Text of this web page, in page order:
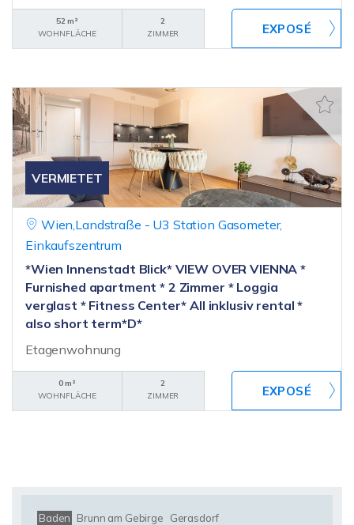
52 m²
WOHNFLÄCHE
2
ZIMMER
VERMIETET
Wien,Landstraße - U3 Station Gasometer,
Einkaufszentrum
*Wien Innenstadt Blick* VIEW OVER VIENNA *
Furnished apartment * 2 Zimmer * Loggia
verglast * Fitness Center* All inklusiv rental *
also short term*D*
Etagenwohnung
0 m²
WOHNFLÄCHE
2
ZIMMER
Baden Brunn am Gebirge
Gerasdorf